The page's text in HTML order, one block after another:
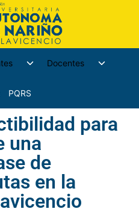
Docentes
PQRS
para
una
de
en la